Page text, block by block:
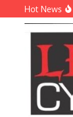
Lewati ke konten
Hot News
dan Empat Pemda